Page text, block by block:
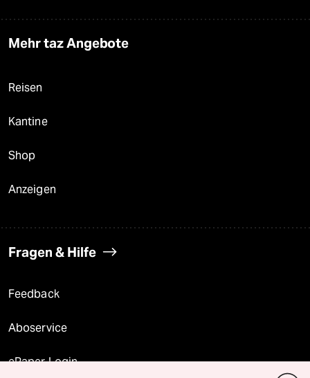
Mehr taz Angebote
Reisen
Kantine
Shop
Anzeigen
Fragen & Hilfe
Feedback
Aboservice
ePaper Login